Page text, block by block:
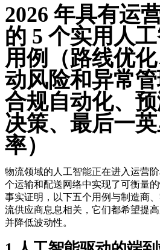
2026 年具有运
的 5 个实用人
用例（路线优
动风险和异常管
合规自动化、
决策、最后一
率）
物流领域的人工智能正在进入运营
个运输和配送网络中实现了可衡量的
事实证明，以下五个用例与制造商
流供应商息息相关，它们都希望提
并降低波动性。